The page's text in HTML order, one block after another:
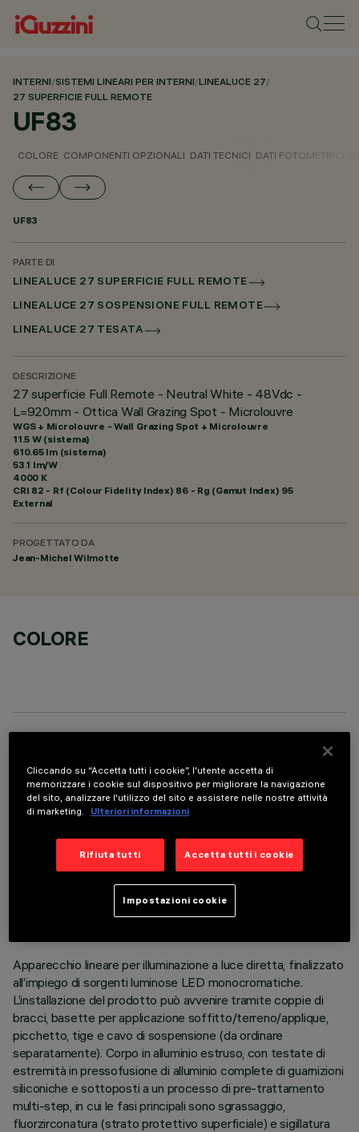
INTERNI/SISTEMI LINEARI PER INTERNI/LINEALUCE 27/
27 SUPERFICIE FULL REMOTE
UF83
COLORE COMPONENTI OPZIONALI DATI TECNICI DATI FOTOMETRICI
UF83
PARTE DI
LINEALUCE 27 SUPERFICIE FULL REMOTE
LINEALUCE 27 SOSPENSIONE FULL REMOTE
LINEALUCE 27 TESATA
DESCRIZIONE
27 superficie Full Remote - Neutral White - 48Vdc -
L=920mm - Ottica Wall Grazing Spot - Microlouvre
WGS + Microlouvre - Wall Grazing Spot + Microlouvre
11.5 W (sistema)
610.65 lm (sistema)
53.1 lm/W
4000 K
CRI 82 - Rf (Colour Fidelity Index) 86 - Rg (Gamut Index) 95
External
PROGETTATO DA
Jean-Michel Wilmotte
COLORE
DATI TECNICI
Apparecchio lineare per illuminazione a luce diretta, finalizzato
all’impiego di sorgenti luminose LED monocromatiche.
L’installazione del prodotto può avvenire tramite coppie di
bracci, basette per applicazione soffitto/terreno/applique,
picchetto, tige e cavo di sospensione (da ordinare
separatamente). Corpo in alluminio estruso, con testate di
estremità in pressofusione di alluminio complete di guarnizioni
siliconiche e sottoposti a un processo di pre-trattamento
multi-step, in cui le fasi principali sono sgrassaggio,
fluorzirconatura (strato protettivo superficiale) e sigillatura
Cliccando su “Accetta tutti i cookie”, l'utente accetta di
memorizzare i cookie sul dispositivo per migliorare la navigazione
del sito, analizzare l'utilizzo del sito e assistere nelle nostre attività
di marketing.
Ulteriori informazioni
Rifiuta tutti Accetta tutti i cookie
Impostazioni cookie